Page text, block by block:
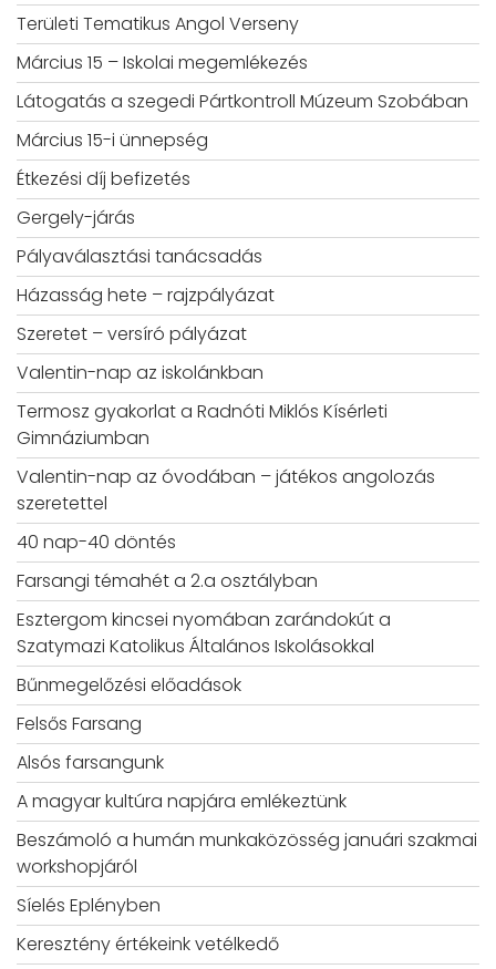
Területi Tematikus Angol Verseny
Március 15 – Iskolai megemlékezés
Látogatás a szegedi Pártkontroll Múzeum Szobában
Március 15-i ünnepség
Étkezési díj befizetés
Gergely-járás
Pályaválasztási tanácsadás
Házasság hete – rajzpályázat
Szeretet – versíró pályázat
Valentin-nap az iskolánkban
Termosz gyakorlat a Radnóti Miklós Kísérleti
Gimnáziumban
Valentin-nap az óvodában – játékos angolozás
szeretettel
40 nap-40 döntés
Farsangi témahét a 2.a osztályban
Esztergom kincsei nyomában zarándokút a
Szatymazi Katolikus Általános Iskolásokkal
Bűnmegelőzési előadások
Felsős Farsang
Alsós farsangunk
A magyar kultúra napjára emlékeztünk
Beszámoló a humán munkaközösség januári szakmai
workshopjáról
Síelés Eplényben
Keresztény értékeink vetélkedő